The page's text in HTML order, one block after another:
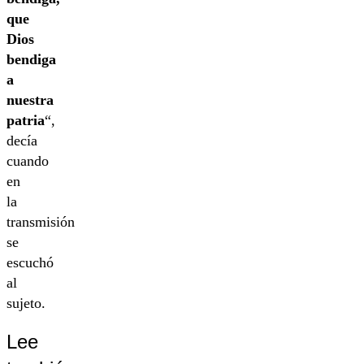
que
Dios
bendiga
a
nuestra
patria“,
decía
cuando
en
la
transmisión
se
escuchó
al
sujeto.
Lee